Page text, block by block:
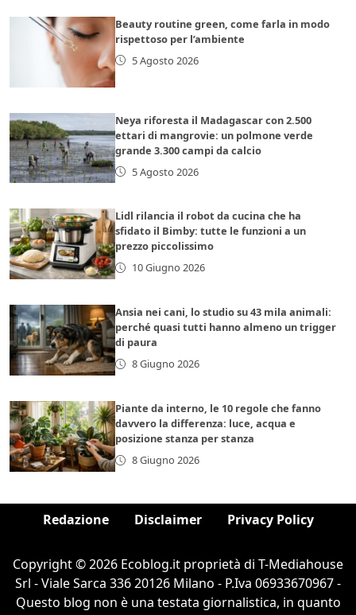
Beauty routine green, come farla in modo
rispettoso per l’ambiente
5 Agosto 2026
Neya riforesta il Madagascar con 2.500
ettari di mangrovie: un polmone verde
grande 3.300 campi da calcio
5 Agosto 2026
Lidl rilancia il robot da cucina che ha
sfidato il Bimby: tutte le funzioni a un
prezzo piccolissimo
10 Giugno 2026
Ansia nei cani, lo studio su 43 mila animali:
perché quasi tutti hanno almeno un trigger
di paura
8 Giugno 2026
Piante da interno, le 10 regole che fanno
davvero la differenza: luce, acqua e
posizione stanza per stanza
8 Giugno 2026
Redazione Disclaimer Privacy Policy
Copyright © 2026 Ecoblog.it proprietà di T-Mediahouse
Srl - Viale Sarca 336 20126 Milano - P.Iva 06933670967 -
Questo blog non è una testata giornalistica, in quanto